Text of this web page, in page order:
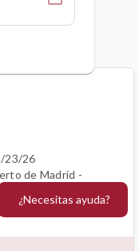
23/26
de Madrid -
¿Necesitas ayuda?